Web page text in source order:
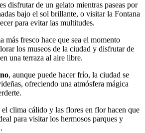
disfrutar de un gelato mientras paseas por
bajo el sol brillante, o visitar la Fontana
para evitar las multitudes.
más fresco hace que sea el momento
los museos de la ciudad y disfrutar de
una terraza al aire libre.
, aunque puede hacer frío, la ciudad se
ofreciendo una atmósfera mágica
el clima cálido y las flores en flor hacen que
para visitar los hermosos parques y